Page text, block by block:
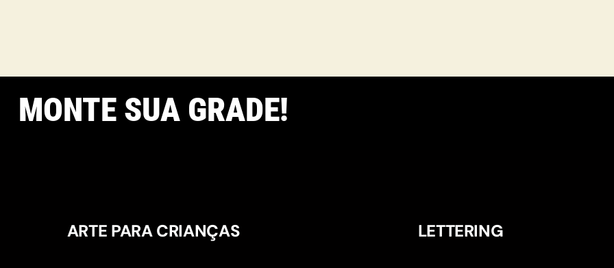
MONTE SUA GRADE!
ARTE PARA CRIANÇAS LETTERING